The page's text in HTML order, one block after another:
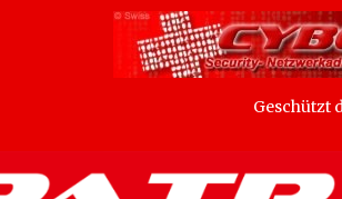
Geschützt